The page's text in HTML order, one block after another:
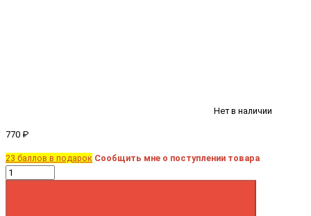
Нет в наличии
770 ₽
23 баллов в подарок Сообщить мне о поступлении товара